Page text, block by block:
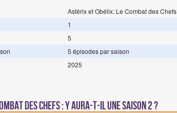
Astérix et Obélix: Le Combat des Chefs
1
5
5 épisodes par saison
2025
des chefs : Y aura-t-il une saison 2 ?